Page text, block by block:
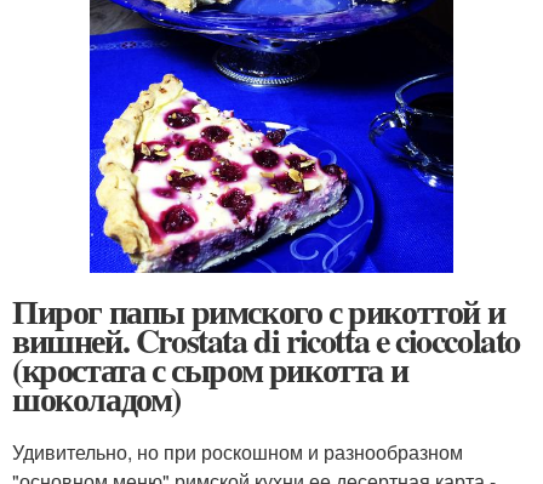
Пирог папы римского с рикоттой и
вишней. Crostata di ricotta e cioccolato
(кростата с сыром рикотта и
шоколадом)
Удивительно, но при роскошном и разнообразном